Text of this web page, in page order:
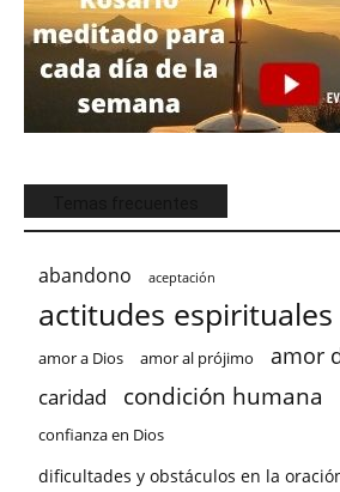
abandono aceptación
actitudes espirituales
amor a Dios amor al prójimo amor
caridad condición humana
confianza en Dios
dificultades y obstáculos en la